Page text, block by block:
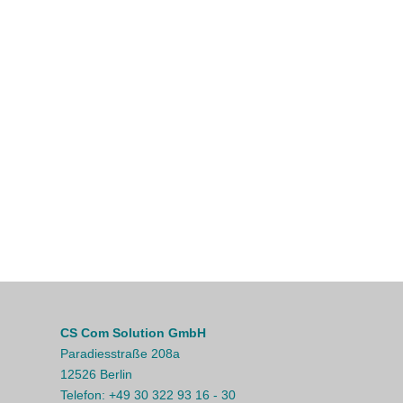
CS Com Solution GmbH
Paradiesstraße 208a
12526 Berlin
Telefon: +49 30 322 93 16 - 30